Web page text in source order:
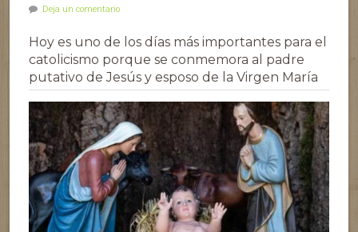
Deja un comentario
Hoy es uno de los días más importantes para el
catolicismo porque se conmemora al padre
putativo de Jesús y esposo de la Virgen María